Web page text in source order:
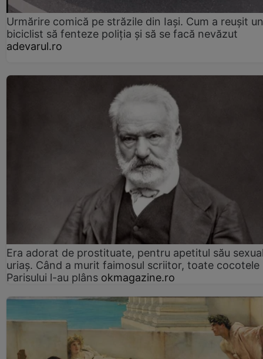
Urmărire comică pe străzile din Iași. Cum a reușit un
biciclist să fenteze poliția și să se facă nevăzut
adevarul.ro
Era adorat de prostituate, pentru apetitul său
uriaș. Când a murit faimosul scriitor, toate cocotele
Parisului l-au plâns okmagazine.ro